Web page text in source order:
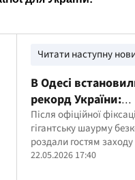
Читати наступну
В Одесі
рекорд України:
приготували
2 метри
Після офіційної
гігантську шаурму
роздали гостям заходу
22.05.2026 17:40